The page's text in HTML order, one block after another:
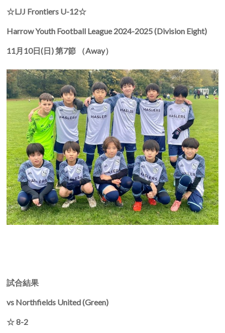
☆LJJ Frontiers U-12☆
Harrow Youth Football League 2024-2025 (Division Eight)
11月 10日(日)第7節 （Away）
試合結果
vs Northfields United (Green)
☆8-2